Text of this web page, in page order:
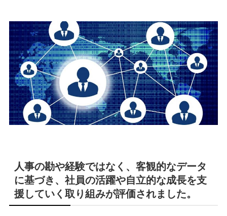
人事の勘や経験ではなく、客観的なデータ
に基づき、社員の活躍や自立的な成長を支
援していく取り組みが評価されました。